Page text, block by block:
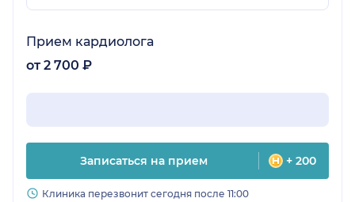
Прием кардиолога
от 2 700 ₽
Записаться на прием + 200
Клиника перезвонит сегодня после 11:00